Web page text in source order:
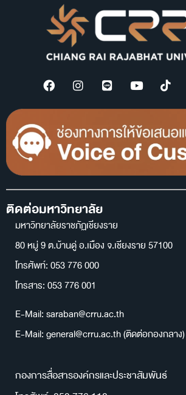
ติดต่อมหาวิทยาลัย
มหาวิทยาลัยราชภัฏเชียงราย
80 หมู่ 9 ต.บ้านดู่ อ.เมือง จ.เชียงราย 57100
โทรศัพท์: 053 776 000
โทรสาร: 053 776 001
E-Mail: saraban@crru.ac.th
E-Mail: general@crru.ac.th (ติดต่อกองกลาง)
กองการสื่อสารองค์กรและประชาสัมพันธ์